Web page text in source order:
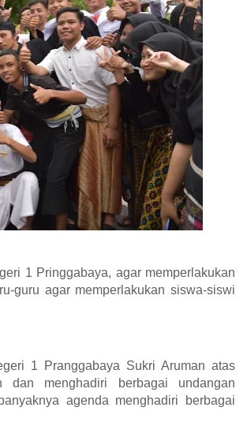
1 Pringgabaya, agar memperlakukan
guru agar memperlakukan siswa-siswi
1 Pranggabaya Sukri Aruman atas
dan menghadiri berbagai undangan
agenda menghadiri berbagai